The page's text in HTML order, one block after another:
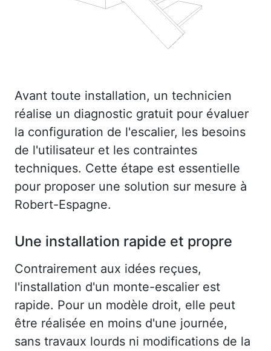
Avant toute installation, un technicien
réalise un diagnostic gratuit pour évaluer
la configuration de l'escalier, les besoins
de l'utilisateur et les contraintes
techniques. Cette étape est essentielle
pour proposer une solution sur mesure à
Robert-Espagne.
Une installation rapide et propre
Contrairement aux idées reçues,
l'installation d'un monte-escalier est
rapide. Pour un modèle droit, elle peut
être réalisée en moins d'une journée,
sans travaux lourds ni modifications de la